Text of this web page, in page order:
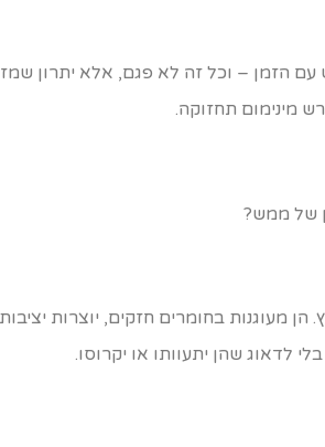
הזמן – וכל זה לא פגם, אלא יתרון
מינימום תחזוקה.
של ממש?
מעוגנות בחומרים חזקים, יוצרות
לדאוג שהן יתעוותו או יקרוסו.